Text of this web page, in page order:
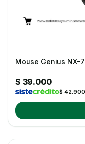
Mouse Genius NX-
$ 39.000
$ 42.900